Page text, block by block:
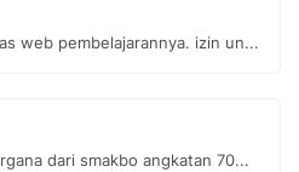
web pembelajarannya. izin un...
dari smakbo angkatan 70...